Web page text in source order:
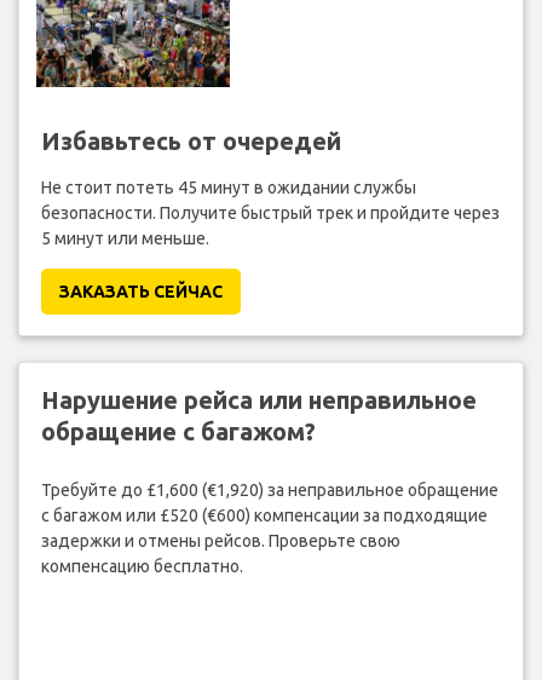
Избавьтесь от очередей
Не стоит потеть 45 минут в ожидании службы
безопасности. Получите быстрый трек и пройдите через
5 минут или меньше.
ЗАКАЗАТЬ СЕЙЧАС
Нарушение рейса или неправильное
обращение с багажом?
Требуйте до £1,600 (€1,920) за неправильное обращение
с багажом или £520 (€600) компенсации за подходящие
задержки и отмены рейсов. Проверьте свою
компенсацию бесплатно.